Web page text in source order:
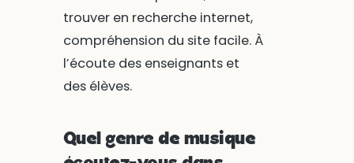
trouver en recherche internet,
compréhension du site facile. À
l’écoute des enseignants et
des élèves.
Quel genre de musique